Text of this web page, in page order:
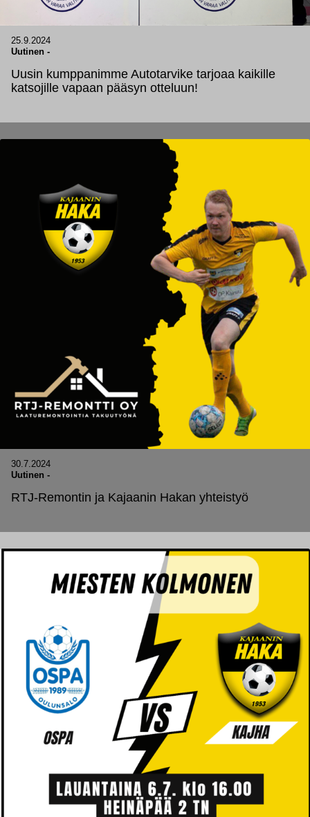
25.9.2024
Uutinen -
Uusin kumppanimme Autotarvike tarjoaa kaikille
katsojille vapaan pääsyn otteluun!
30.7.2024
Uutinen -
RTJ-Remontin ja Kajaanin Hakan yhteistyö